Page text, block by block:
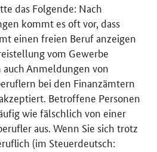
das Folgende: Nach
kommt es oft vor, dass
einen freien Beruf anzeigen
vom Gewerbe
Anmeldungen von
bei den Finanzämtern
Betroffene Personen
wie fälschlich von einer
aus. Wenn Sie sich trotz
(im Steuerdeutsch: